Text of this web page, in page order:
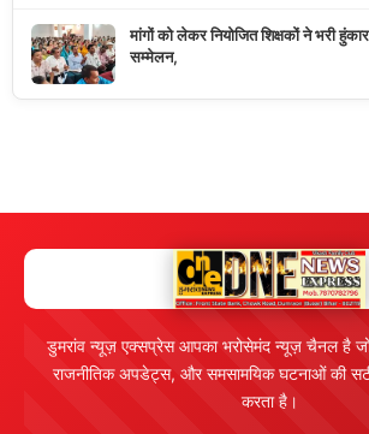
मांगों को लेकर नियोजित शिक्षकों ने भरी
सम्मेलन,
डुमरांव न्यूज़ एक्सप्रेस आपका भरोसेमंद न्यूज़ चैनल है
राजनीतिक अपडेट्स, और समसामयिक घटनाओं की
करता है।